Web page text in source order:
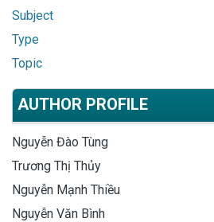
Subject
Type
Topic
AUTHOR PROFILE
Nguyễn Đào Tùng
Trương Thị Thủy
Nguyễn Mạnh Thiều
Nguyễn Văn Bình